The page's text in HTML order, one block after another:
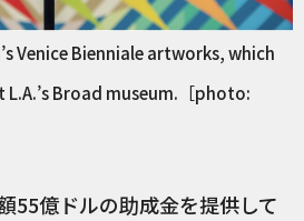
Venice Bienniale artworks, which
Broad museum.［photo:
55億ドルの助成金を提供して